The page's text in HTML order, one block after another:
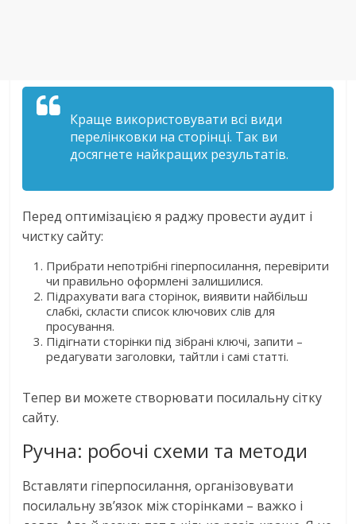
Краще використовувати всі види
перелінковки на сторінці. Так ви
досягнете найкращих результатів.
Перед оптимізацією я раджу провести аудит і
чистку сайту:
Прибрати непотрібні гіперпосилання, перевірити
чи правильно оформлені залишилися.
Підрахувати вага сторінок, виявити найбільш
слабкі, скласти список ключових слів для
просування.
Підігнати сторінки під зібрані ключі, запити –
редагувати заголовки, тайтли і самі статті.
Тепер ви можете створювати посилальну сітку
сайту.
Ручна: робочі схеми та методи
Вставляти гіперпосилання, організовувати
посилальну зв’язок між сторінками – важко і